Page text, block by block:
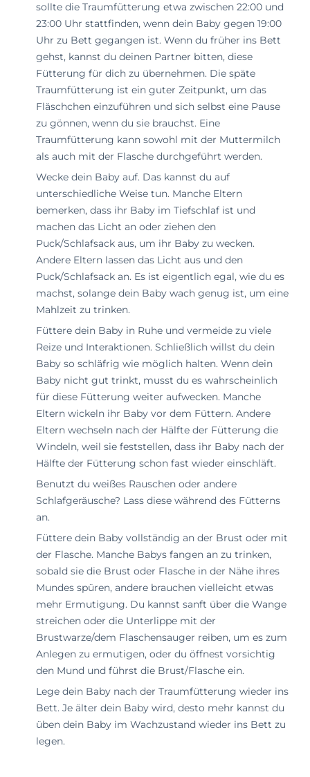
sollte die Traumfütterung etwa zwischen 22:00 und
23:00 Uhr stattfinden, wenn dein Baby gegen 19:00
Uhr zu Bett gegangen ist. Wenn du früher ins Bett
gehst, kannst du deinen Partner bitten, diese
Fütterung für dich zu übernehmen. Die späte
Traumfütterung ist ein guter Zeitpunkt, um das
Fläschchen einzuführen und sich selbst eine Pause
zu gönnen, wenn du sie brauchst. Eine
Traumfütterung kann sowohl mit der Muttermilch
als auch mit der Flasche durchgeführt werden.
Wecke dein Baby auf. Das kannst du auf
unterschiedliche Weise tun. Manche Eltern
bemerken, dass ihr Baby im Tiefschlaf ist und
machen das Licht an oder ziehen den
Puck/Schlafsack aus, um ihr Baby zu wecken.
Andere Eltern lassen das Licht aus und den
Puck/Schlafsack an. Es ist eigentlich egal, wie du es
machst, solange dein Baby wach genug ist, um eine
Mahlzeit zu trinken.
Füttere dein Baby in Ruhe und vermeide zu viele
Reize und Interaktionen. Schließlich willst du dein
Baby so schläfrig wie möglich halten. Wenn dein
Baby nicht gut trinkt, musst du es wahrscheinlich
für diese Fütterung weiter aufwecken. Manche
Eltern wickeln ihr Baby vor dem Füttern. Andere
Eltern wechseln nach der Hälfte der Fütterung die
Windeln, weil sie feststellen, dass ihr Baby nach der
Hälfte der Fütterung schon fast wieder einschläft.
Benutzt du weißes Rauschen oder andere
Schlafgeräusche? Lass diese während des Fütterns
an.
Füttere dein Baby vollständig an der Brust oder mit
der Flasche. Manche Babys fangen an zu trinken,
sobald sie die Brust oder Flasche in der Nähe ihres
Mundes spüren, andere brauchen vielleicht etwas
mehr Ermutigung. Du kannst sanft über die Wange
streichen oder die Unterlippe mit der
Brustwarze/dem Flaschensauger reiben, um es zum
Anlegen zu ermutigen, oder du öffnest vorsichtig
den Mund und führst die Brust/Flasche ein.
Lege dein Baby nach der Traumfütterung wieder ins
Bett. Je älter dein Baby wird, desto mehr kannst du
üben dein Baby im Wachzustand wieder ins Bett zu
legen.